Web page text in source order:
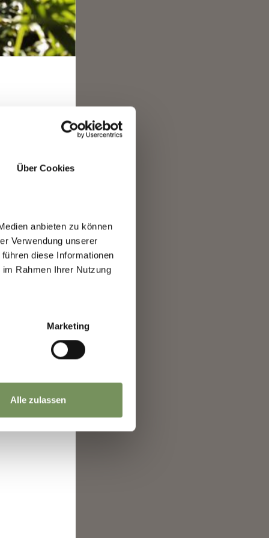
Über Cookies
anbieten zu können
Verwendung unserer
diese Informationen
Rahmen Ihrer Nutzung
Marketing
Alle zulassen